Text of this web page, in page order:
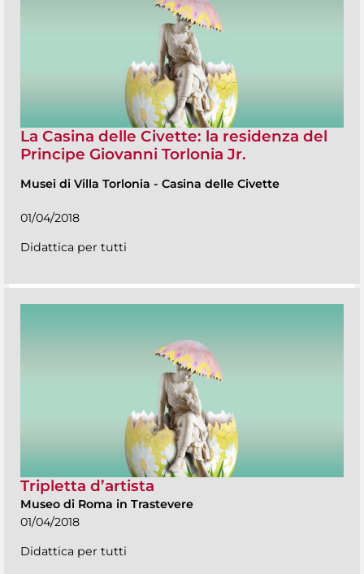
La Casina delle Civette: la residenza del
Principe Giovanni Torlonia Jr.
Musei di Villa Torlonia - Casina delle Civette
01/04/2018
Didattica per tutti
Tripletta d’artista
Museo di Roma in Trastevere
01/04/2018
Didattica per tutti